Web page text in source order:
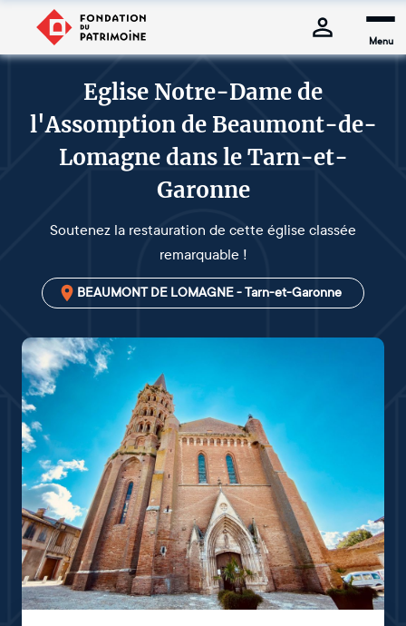
Menu
Eglise Notre-Dame de
l'Assomption de Beaumont-de-
Lomagne dans le Tarn-et-
Garonne
Soutenez la restauration de cette église classée
remarquable !
BEAUMONT DE LOMAGNE - Tarn-et-Garonne